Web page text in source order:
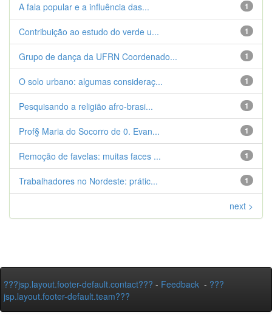
1
A fala popular e a influência das...
1
Contribuição ao estudo do verde u...
1
Grupo de dança da UFRN Coordenado...
1
O solo urbano: algumas consideraç...
1
Pesquisando a religião afro-brasi...
1
Prof§ Maria do Socorro de 0. Evan...
1
Remoção de favelas: muitas faces ...
1
Trabalhadores no Nordeste: prátic...
next >
???jsp.layout.footer-default.contact??? - Feedback - ???
jsp.layout.footer-default.team???